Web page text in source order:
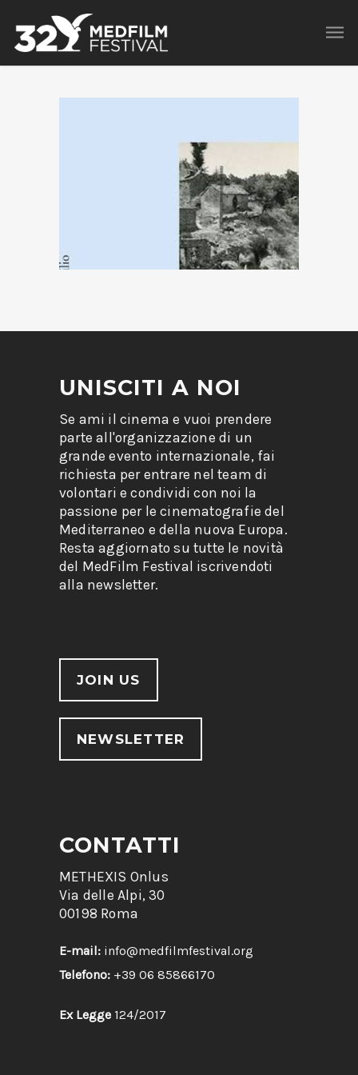
UNISCITI A NOI
Se ami il cinema e vuoi prendere
parte all'organizzazione di un
grande evento internazionale, fai
richiesta per entrare nel team di
volontari e condividi con noi la
passione per le cinematografie del
Mediterraneo e della nuova Europa.
Resta aggiornato su tutte le novità
del MedFilm Festival iscrivendoti
alla newsletter.
JOIN US
NEWSLETTER
CONTATTI
METHEXIS Onlus
Via delle Alpi, 30
00198 Roma
E-mail: info@medfilmfestival.org
Telefono: +39 06 85866170
Ex Legge 124/2017